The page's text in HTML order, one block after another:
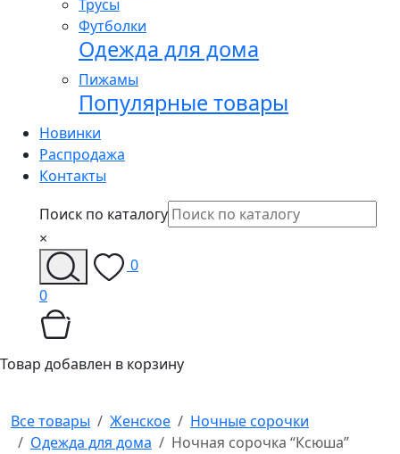
Трусы
Футболки
Одежда для дома
Пижамы
Популярные товары
Новинки
Распродажа
Контакты
Поиск по каталогу
×
0
0
Товар добавлен в корзину
Все товары Женское
Ночные сорочки
Одежда для дома
Ночная сорочка “Ксюша”